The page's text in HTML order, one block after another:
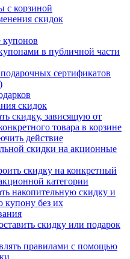
с корзиной
скидок
купонов
в публичной части
сертификатов
скидок
скидку, зависящую от
товара в корзине
действие
скидки на акционные
скидку на конкретный
категории
накопительную скидку и
купону без их
скидку или подарок
правилами с помощью